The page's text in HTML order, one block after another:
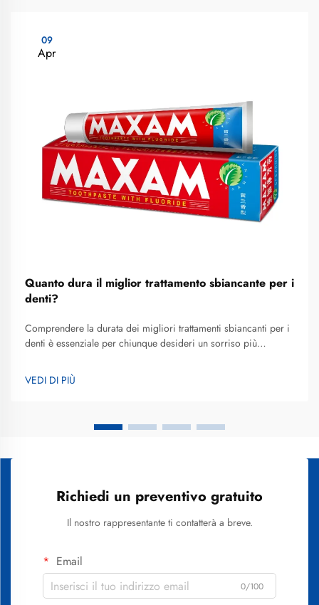
09
Apr
Quanto dura il miglior trattamento sbiancante per i
denti?
Comprendere la durata dei migliori trattamenti sbiancanti per i
denti è essenziale per chiunque desideri un sorriso più
propria estetica orale. La durata dei risultati ottenuti con lo
sbiancamento dentale varia notevolmente in base a...
VEDI DI PIÙ
Richiedi un preventivo gratuito
Il nostro rappresentante ti contatterà a breve.
Email
0/100